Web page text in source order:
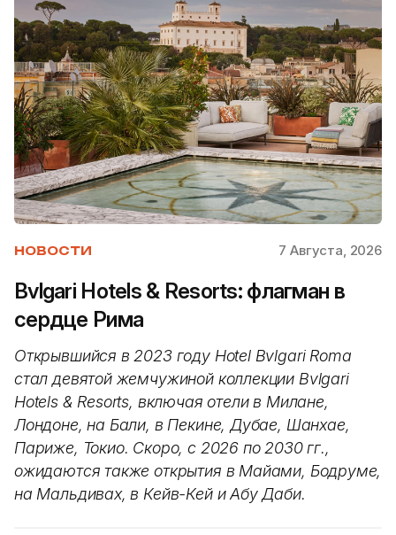
НОВОСТИ 7 Августа, 2026
Bvlgari Hotels & Resorts: флагман в
сердце Рима
Открывшийся в 2023 году Hotel Bvlgari Roma
стал девятой жемчужиной коллекции Bvlgari
Hotels & Resorts, включая отели в Милане,
Лондоне, на Бали, в Пекине, Дубае, Шанхае,
Париже, Токио. Скоро, с 2026 по 2030 гг.,
ожидаются также открытия в Майами, Бодруме,
на Мальдивах, в Кейв-Кей и Абу Даби.